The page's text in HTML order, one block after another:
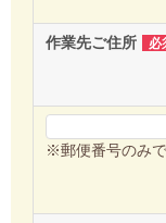
作業先ご住所 必
※郵便番号のみで